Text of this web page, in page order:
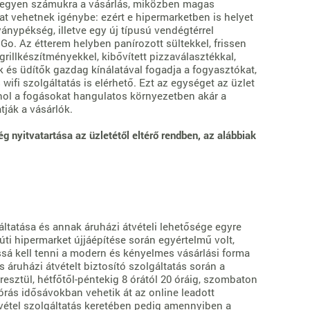
számukra a vásárlás, miközben magas
vehetnek igénybe: ezért e hipermarketben is helyet
illetve egy új típusú vendégtérrel
Az étterem helyben panírozott sültekkel, frissen
kibővített pizzaválasztékkal,
és üdítők gazdag kínálatával fogadja a fogyasztókat,
szolgáltatás is elérhető. Ezt az egységet az üzlet
a fogásokat hangulatos környezetben akár a
a vásárlók.
nyitvatartása az üzletétől eltérő rendben, az alábbiak
és annak áruházi átvételi lehetősége egyre
hipermarket újjáépítése során egyértelmű volt,
kell tenni a modern és kényelmes vásárlási forma
áruházi átvételt biztosító szolgáltatás során a
hétfőtől-péntekig 8 órától 20 óráig, szombaton
idősávokban vehetik át az online leadott
szolgáltatás keretében pedig amennyiben a